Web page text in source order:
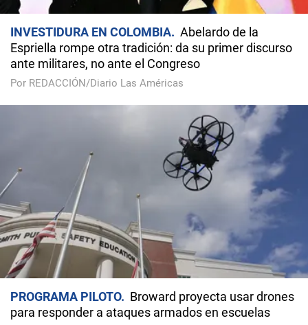
INVESTIDURA EN COLOMBIA
Abelardo de la
Espriella rompe otra tradición: da su primer discurso
ante militares, no ante el Congreso
Por REDACCIÓN/Diario Las Américas
PROGRAMA PILOTO
Broward proyecta usar drones
para responder a ataques armados en escuelas